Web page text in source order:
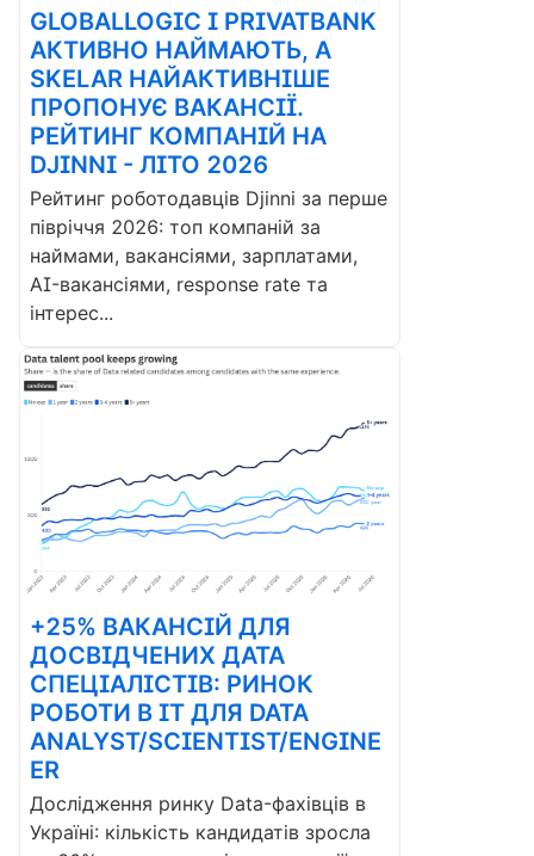
GLOBALLOGIC І PRIVATBANK
АКТИВНО НАЙМАЮТЬ, А
SKELAR НАЙАКТИВНІШЕ
ПРОПОНУЄ ВАКАНСІЇ.
РЕЙТИНГ КОМПАНІЙ НА
DJINNI - ЛІТО 2026
Рейтинг роботодавців Djinni за перше
півріччя 2026: топ компаній за
наймами, вакансіями, зарплатами,
AI-вакансіями, response rate та
інтерес...
+25% ВАКАНСІЙ ДЛЯ
ДОСВІДЧЕНИХ ДАТА
СПЕЦІАЛІСТІВ: РИНОК
РОБОТИ В ІТ ДЛЯ DATA
ANALYST/SCIENTIST/ENGINE
ER
Дослідження ринку Data-фахівців в
Україні: кількість кандидатів зросла